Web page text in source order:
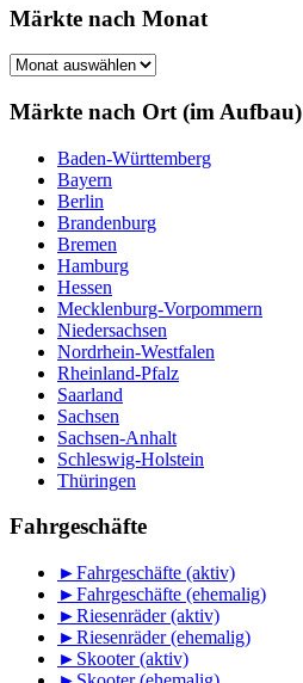
Märkte nach Monat
Märkte
Monat
Märkte nach Ort (im Aufbau)
Baden-Württemberg
Bayern
Berlin
Brandenburg
Bremen
Hamburg
Hessen
Mecklenburg-Vorpommern
Niedersachsen
Nordrhein-Westfalen
Rheinland-Pfalz
Saarland
Sachsen
Sachsen-Anhalt
Schleswig-Holstein
Thüringen
Fahrgeschäfte
►Fahrgeschäfte (aktiv)
►Fahrgeschäfte (ehemalig)
►Riesenräder (aktiv)
►Riesenräder (ehemalig)
► Skooter (aktiv)